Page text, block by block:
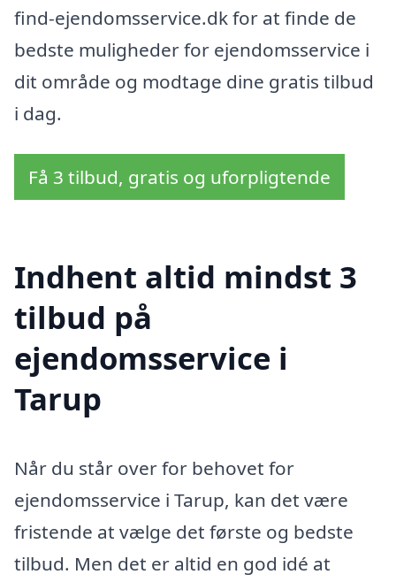
find-ejendomsservice.dk for at finde de
bedste muligheder for ejendomsservice i
dit område og modtage dine gratis tilbud
i dag.
Få 3 tilbud, gratis og uforpligtende
Indhent altid mindst 3
tilbud på
ejendomsservice i
Tarup
Når du står over for behovet for
ejendomsservice i Tarup, kan det være
fristende at vælge det første og bedste
tilbud. Men det er altid en god idé at